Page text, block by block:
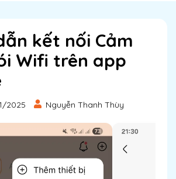
kết nối Cảm
Wifi trên app
2025 Nguyễn Thanh Thùy